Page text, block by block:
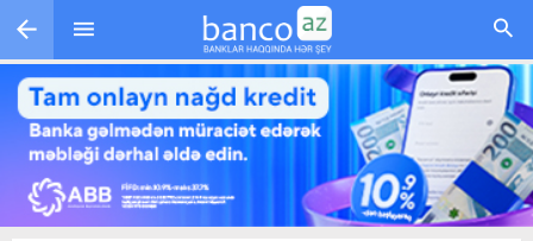
Skip to main content